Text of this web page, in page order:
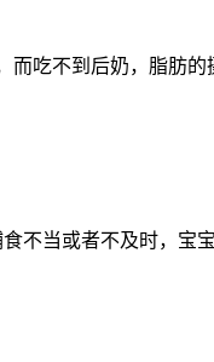
吃不到后奶，脂肪
不当或者不及时，宝